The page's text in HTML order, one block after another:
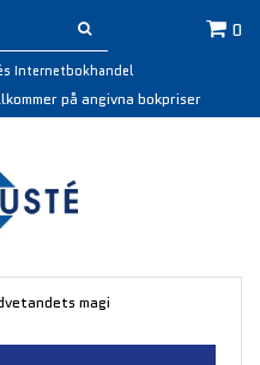
0
Internetbokhandel
på angivna bokpriser
magi